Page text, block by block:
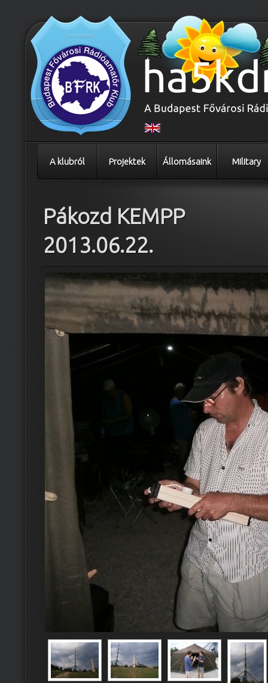
A klubról Projektek Állomásaink Military
Pákozd KEMPP
2013.06.22.